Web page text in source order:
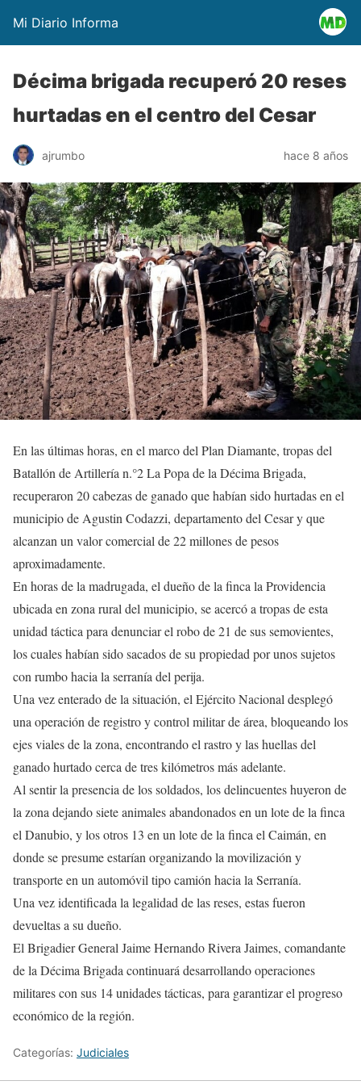
Mi Diario Informa
Décima brigada recuperó 20 reses
hurtadas en el centro del Cesar
ajrumbo hace 8 años
En las últimas horas, en el marco del Plan Diamante, tropas del
Batallón de Artillería n.°2 La Popa de la Décima Brigada,
recuperaron 20 cabezas de ganado que habían sido hurtadas en el
municipio de Agustin Codazzi, departamento del Cesar y que
alcanzan un valor comercial de 22 millones de pesos
aproximadamente.
En horas de la madrugada, el dueño de la finca la Providencia
ubicada en zona rural del municipio, se acercó a tropas de esta
unidad táctica para denunciar el robo de 21 de sus semovientes,
los cuales habían sido sacados de su propiedad por unos sujetos
con rumbo hacia la serranía del perija.
Una vez enterado de la situación, el Ejército Nacional desplegó
una operación de registro y control militar de área, bloqueando los
ejes viales de la zona, encontrando el rastro y las huellas del
ganado hurtado cerca de tres kilómetros más adelante.
Al sentir la presencia de los soldados, los delincuentes huyeron de
la zona dejando siete animales abandonados en un lote de la finca
el Danubio, y los otros 13 en un lote de la finca el Caimán, en
donde se presume estarían organizando la movilización y
transporte en un automóvil tipo camión hacia la Serranía.
Una vez identificada la legalidad de las reses, estas fueron
devueltas a su dueño.
El Brigadier General Jaime Hernando Rivera Jaimes, comandante
de la Décima Brigada continuará desarrollando operaciones
militares con sus 14 unidades tácticas, para garantizar el progreso
económico de la región.
Categorías: Judiciales